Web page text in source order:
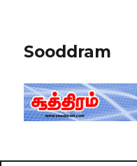
Sooddram